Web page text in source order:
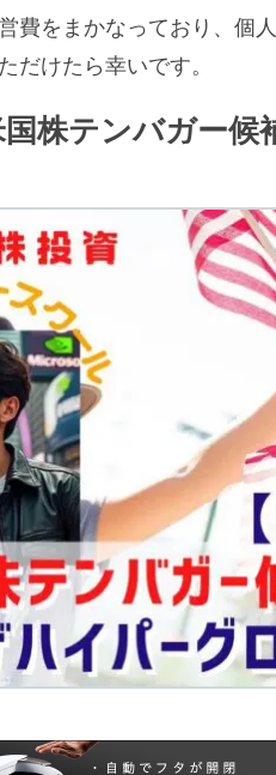
費をまかなっており、個
だけたら幸いです。
株テンバガー候